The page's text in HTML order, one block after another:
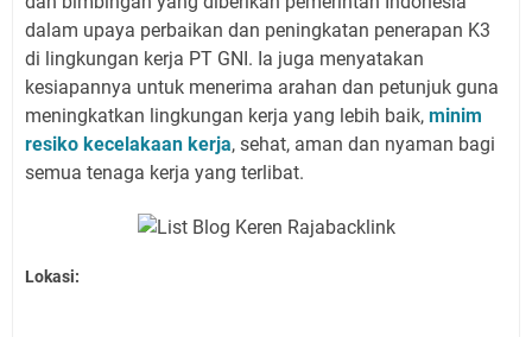
dalam upaya perbaikan dan peningkatan penerapan K3
di lingkungan kerja PT GNI. Ia juga menyatakan
kesiapannya untuk menerima arahan dan petunjuk guna
meningkatkan lingkungan kerja yang lebih baik, minim
resiko kecelakaan kerja, sehat, aman dan nyaman bagi
semua tenaga kerja yang terlibat.
Lokasi: